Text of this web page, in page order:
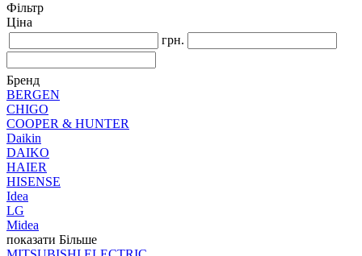
Фільтр
Ціна
грн.
Бренд
BERGEN
CHIGO
COOPER & HUNTER
Daikin
DAIKO
HAIER
HISENSE
Idea
LG
Midea
показати Більше